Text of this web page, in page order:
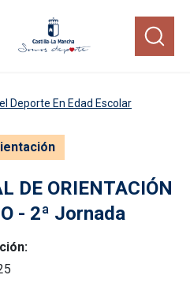
DE ORIENTACIÓN
- 2ª Jornada